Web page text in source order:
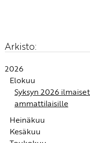
Arkisto:
2026
Elokuu
Syksyn 2026
ammattilaisille
Heinäkuu
Jos kuvittelisimme
Kesäkuu